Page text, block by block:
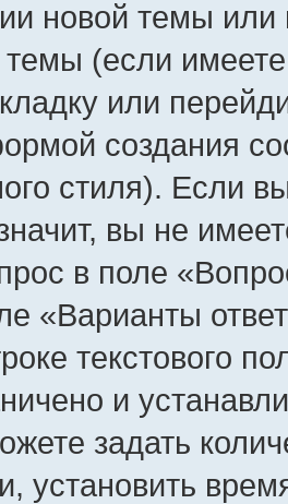
новой темы или
(если
или
создания
стиля). Если
вы не
в поле
«Варианты
текстового
и
задать
установить